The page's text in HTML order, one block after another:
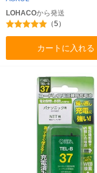
LOHACOから発送
（5）
カートに入れる